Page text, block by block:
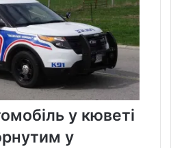
у кюветі
у